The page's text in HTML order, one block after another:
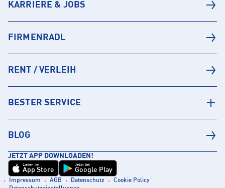
KARRIERE & JOBS
FIRMENRADL
RENT / VERLEIH
BESTER SERVICE
BLOG
JETZT APP DOWNLOADEN!
Laden im
App Store
Jetzt bei
Google Play
Impressum AGB Datenschutz
Cookie Policy